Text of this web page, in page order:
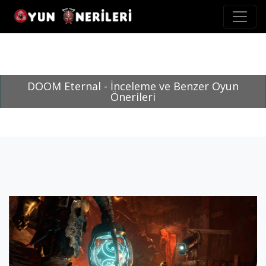
DOOM Eternal - İnceleme ve Benzer Oyun
Önerileri